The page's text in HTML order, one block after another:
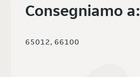
Consegniamo a:
65012, 66100